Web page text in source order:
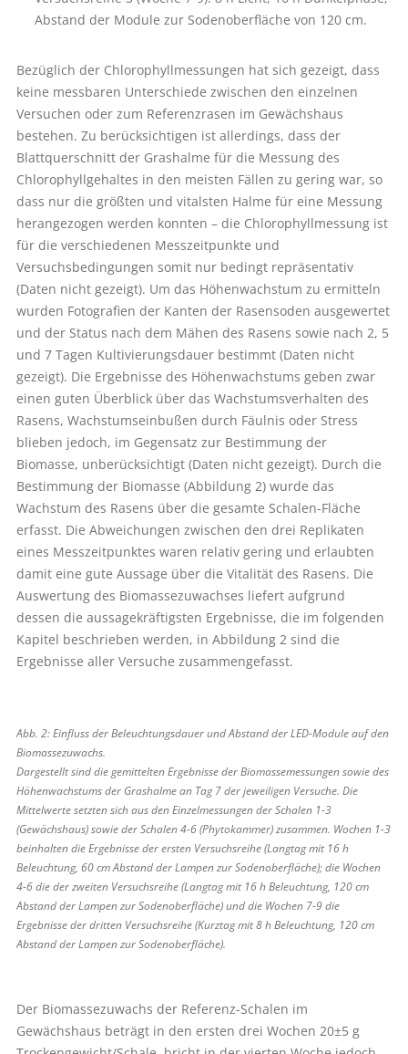
Abstand der Module zur Sodenober­fläche von 120 cm.
Bezüglich der Chlorophyllmessungen hat sich gezeigt, dass
keine messbaren Unterschiede zwischen den einzelnen
Versuchen oder zum Referenzrasen im Gewächshaus
bestehen. Zu berücksichtigen ist allerdings, dass der
Blattquerschnitt der Grashalme für die Messung des
Chlorophyllgehaltes in den meisten Fällen zu gering war, so
dass nur die größten und vitalsten Halme für eine Messung
herangezogen werden konnten – die Chlorophyllmessung ist
für die verschiedenen Messzeitpunkte und
Versuchsbedingungen somit nur bedingt repräsentativ
(Daten nicht gezeigt). Um das Höhenwachstum zu ermitteln
wurden Fotografien der Kanten der Rasensoden ausgewertet
und der Status nach dem Mähen des Rasens sowie nach 2, 5
und 7 Tagen Kultivierungsdauer bestimmt (Daten nicht
gezeigt). Die Ergebnisse des Höhenwachstums geben zwar
einen guten Überblick über das Wachstumsverhalten des
Rasens, Wachstumseinbußen durch Fäulnis oder Stress
blieben jedoch, im Gegensatz zur Bestimmung der
Biomasse, unberücksichtigt (Daten nicht gezeigt). Durch die
Bestimmung der Biomasse (Abbildung 2) wurde das
Wachstum des Rasens über die gesamte Schalen-Fläche
erfasst. Die Abweichungen zwischen den drei Replikaten
eines Messzeitpunktes waren relativ gering und erlaubten
damit eine gute Aussage über die Vitalität des Rasens. Die
Auswertung des Biomassezuwachses liefert aufgrund
dessen die aussagekräftigsten Ergebnisse, die im folgenden
Kapitel beschrieben werden, in Abbildung 2 sind die
Ergebnisse aller Versuche zusammengefasst.
Abb. 2: Einfluss der Beleuchtungsdauer und Abstand der LED-Module auf den
Biomassezuwachs.
Dargestellt sind die gemittelten Ergebnisse der Biomassemessungen sowie des
Höhenwachstums der Grashalme an Tag 7 der jeweiligen Versuche. Die
Mittelwerte setzten sich aus den Einzelmessungen der Schalen 1-3
(Gewächshaus) sowie der Schalen 4-6 ­(Phytokammer) zusammen. Wochen 1-3
beinhalten die Ergebnisse der ersten Versuchsreihe (Langtag mit 16 h
Beleuchtung, 60 cm Abstand der Lampen zur Sodenoberfläche); die Wochen
4-6 die der zweiten Versuchsreihe (Langtag mit 16 h Beleuchtung, 120 cm
Abstand der Lampen zur Sodenoberfläche) und die Wochen 7-9 die
Ergebnisse der dritten Versuchsreihe (Kurztag mit 8 h Beleuchtung, 120 cm
Abstand der Lampen zur Sodenoberfläche).
Der Biomassezuwachs der Referenz-Schalen im
Gewächshaus beträgt in den ersten drei Wochen 20±5 g